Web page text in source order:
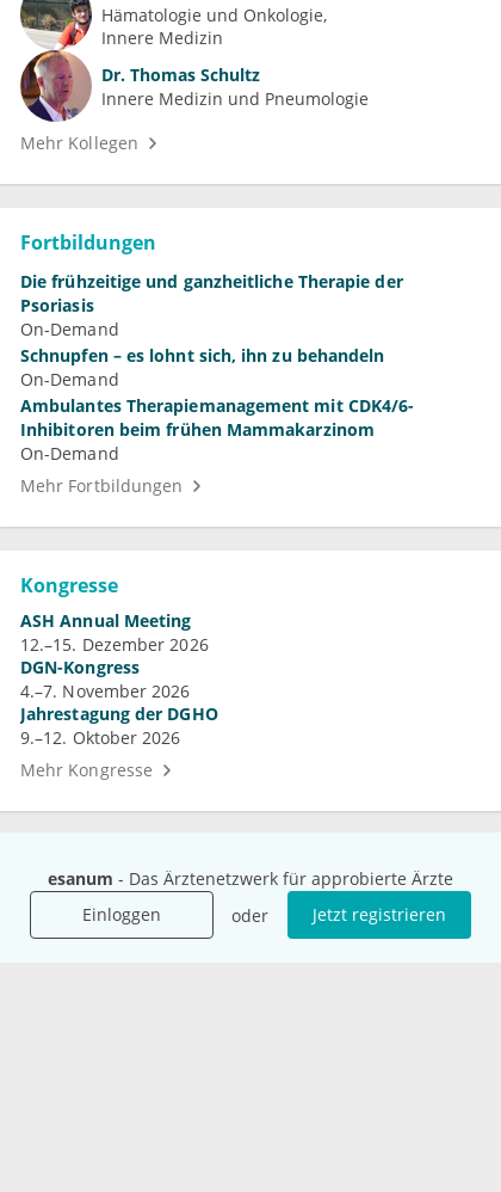
esanum - Das Ärztenetzwerk für approbierte Ärzte
Einloggen
oder Jetzt registrieren
Hämatologie und Onkologie
Innere Medizin
Dr. Thomas Schultz
Innere Medizin und Pneumologie
Mehr Kollegen
Fortbildungen
Die frühzeitige und ganzheitliche Therapie der
Psoriasis
On-Demand
Schnupfen – es lohnt sich, ihn zu behandeln
On-Demand
Ambulantes Therapiemanagement mit CDK4/6-
Inhibitoren beim frühen Mammakarzinom
On-Demand
Mehr Fortbildungen
Kongresse
ASH Annual Meeting
12.–15. Dezember 2026
DGN-Kongress
4.–7. November 2026
Jahrestagung der DGHO
9.–12. Oktober 2026
Mehr Kongresse
Unternehmen
Ressourcen